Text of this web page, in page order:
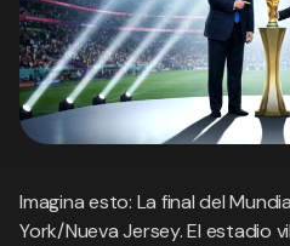
Imagina esto: La final del
York/Nueva Jersey. El estadio